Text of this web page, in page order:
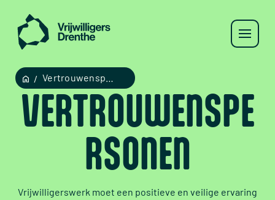
VERTROUWENSPE
RSONEN
Vrijwilligerswerk moet een positieve en veilige ervaring